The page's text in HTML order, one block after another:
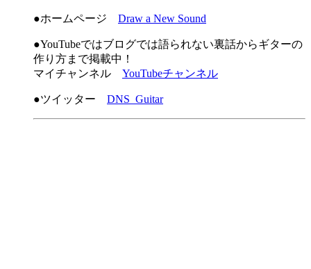
●ホームページ Draw a New Sound
●YouTubeではブログでは語られない裏話からギターの
作り方まで掲載中！
マイチャンネル YouTubeチャンネル
●ツイッター DNS_Guitar